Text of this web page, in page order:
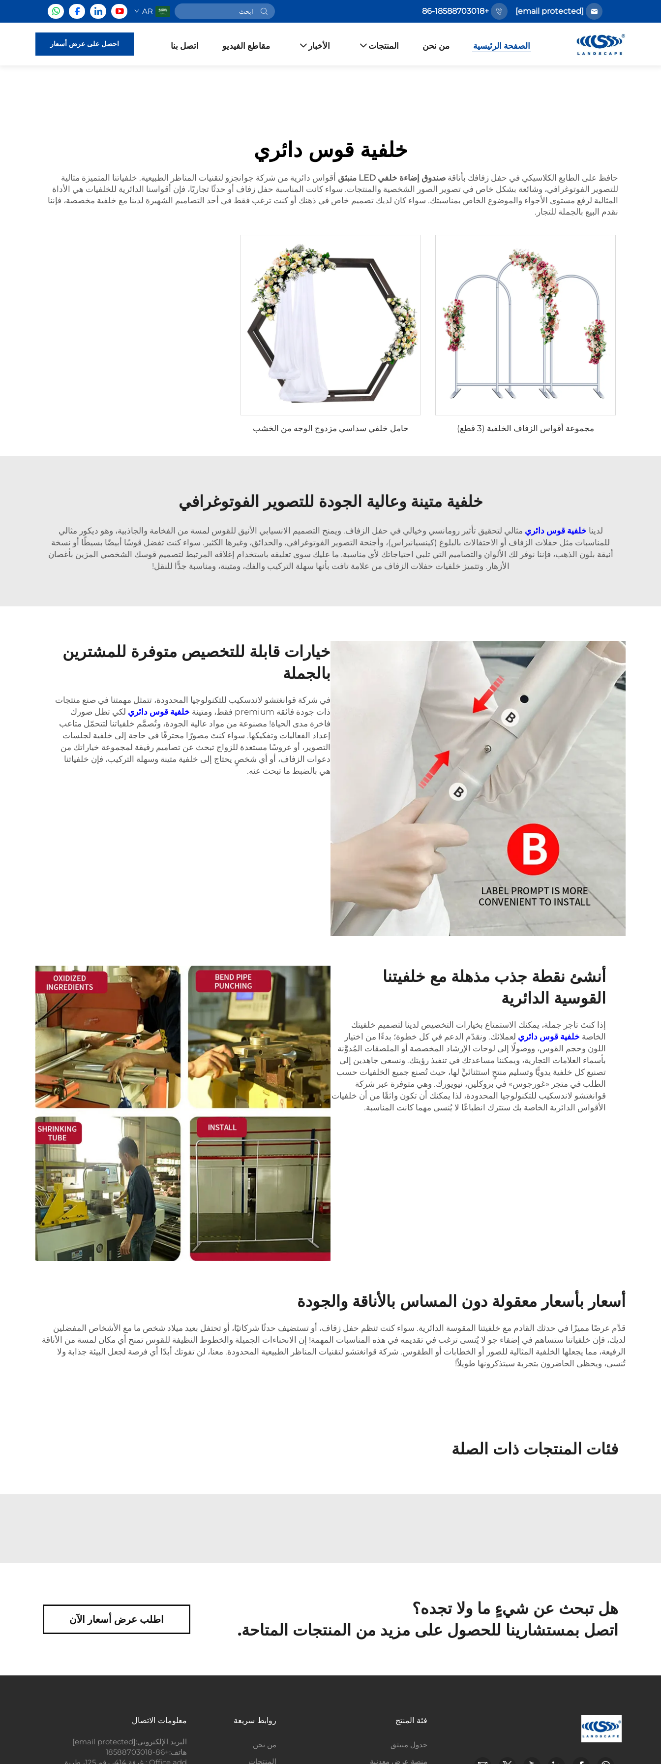
[email protected]
+86-18588703018
AR
الصفحة الرئيسية من نحن المنتجات الأخبار مقاطع الفيديو اتصل بنا احصل على عرض أسعار
خلفية قوس دائري
حافظ على الطابع الكلاسيكي في حفل زفافك بأناقة صندوق إضاءة خلفي LED منبثق
أقواس دائرية من شركة جوانجزو لتقنيات المناظر الطبيعية. خلفياتنا المتميزة مثالية
للتصوير الفوتوغرافي، وشائعة بشكل خاص في تصوير الصور الشخصية والمنتجات. سواء كانت المناسبة حفل زفاف أو حدثًا تجاريًا، فإن أقواسنا الدائرية للخلفيات هي الأداة
المثالية لرفع مستوى الأجواء والموضوع الخاص بمناسبتك. سواء كان لديك تصميم خاص في ذهنك أو كنت ترغب فقط في أحد التصاميم الشهيرة لدينا مع خلفية مخصصة، فإننا
نقدم البيع بالجملة للتجار.
مجموعة أقواس الزفاف الخلفية (3 قطع) حامل خلفي سداسي مزدوج الوجه من الخشب
خلفية متينة وعالية الجودة للتصوير الفوتوغرافي
لدينا خلفية قوس دائري مثالي لتحقيق تأثير رومانسي وخيالي في حفل الزفاف. ويمنح التصميم الانسيابي الأنيق للقوس لمسة من الفخامة والجاذبية، وهو ديكور مثالي
للمناسبات مثل حفلات الزفاف أو الاحتفالات بالبلوغ (كينسيانيراس)، وأجنحة التصوير الفوتوغرافي، والحدائق، وغيرها الكثير. سواء كنت تفضل قوسًا أبيضًا بسيطًا أو نسخة
أنيقة بلون الذهب، فإننا نوفر لك الألوان والتصاميم التي تلبي احتياجاتك لأي مناسبة. ما عليك سوى تعليقه باستخدام إغلاقه المرتبط لتصميم قوسك الشخصي المزين بأغصان
الأزهار. وتتميز خلفيات حفلات الزفاف من علامة تافت بأنها سهلة التركيب والفك، ومتينة، ومناسبة جدًّا للنقل!
خيارات قابلة للتخصيص متوفرة للمشترين
بالجملة
في شركة قوانغتشو لاندسكيب للتكنولوجيا المحدودة، تتمثل مهمتنا في صنع منتجات
ذات جودة فائقة premium فقط، ومتينة
خلفية قوس دائري لكي تظل صورك
فاخرة مدى الحياة! مصنوعة من مواد عالية الجودة، وتُصمَّم خلفياتنا لتتحمّل متاعب
إعداد الفعاليات وتفكيكها. سواء كنتَ مصورًا محترفًا في حاجة إلى خلفية لجلسات
التصوير، أو عروسًا مستعدة للزواج تبحث عن تصاميم رقيقة لمجموعة خياراتك من
دعوات الزفاف، أو أي شخصٍ يحتاج إلى خلفية متينة وسهلة التركيب، فإن خلفياتنا
هي بالضبط ما تبحث عنه.
أنشئ نقطة جذب مذهلة مع خلفيتنا
القوسية الدائرية
إذا كنتَ تاجر جملة، يمكنك الاستمتاع بخيارات التخصيص لدينا لتصميم خلفيتك
الخاصة خلفية قوس دائري لعملائك. ونقدّم الدعم في كل خطوة؛ بدءًا من اختيار
اللون وحجم القوس، ووصولًا إلى لوحات الإرشاد المخصصة أو الملصقات المُدوَّنة
بأسماء العلامات التجارية، ويمكننا مساعدتك في تنفيذ رؤيتك. ونسعى جاهدين إلى
تصنيع كل خلفية يدويًّا وتسليم منتجٍ استثنائيٍّ لها، حيث تُصنع جميع الخلفيات حسب
الطلب في متجر «غورجوس» في بروكلين، نيويورك. وهي متوفرة عبر شركة
قوانغتشو لاندسكيب للتكنولوجيا المحدودة، لذا يمكنك أن تكون واثقًا من أن خلفيات
الأقواس الدائرية الخاصة بك ستترك انطباعًا لا يُنسى مهما كانت المناسبة.
أسعار بأسعار معقولة دون المساس بالأناقة والجودة
قدِّم عرضًا مميزًا في حدثك القادم مع خلفيتنا المقوسة الدائرية. سواء كنت تنظم حفل زفاف، أو تستضيف حدثًا شركاتيًا، أو تحتفل بعيد ميلاد شخص ما مع الأشخاص المفضلين
لديك، فإن خلفياتنا ستساهم في إضفاء جو لا يُنسى ترغب في تقديمه في هذه المناسبات المهمة! إن الانحناءات الجميلة والخطوط النظيفة للقوس تمنح أي مكان لمسة من الأناقة
الرفيعة، مما يجعلها الخلفية المثالية للصور أو الخطابات أو الطقوس. شركة قوانغتشو لتقنيات المناظر الطبيعية المحدودة. معنا، لن تفوتك أبدًا أي فرصة لجعل البيئة جذابة ولا
تُنسى، ويحظى الحاضرون بتجربة سيتذكرونها طويلاً!
فئات المنتجات ذات الصلة
هل تبحث عن شيءٍ ما ولا تجده؟
اتصل بمستشارينا للحصول على مزيد من المنتجات المتاحة.
اطلب عرض أسعار الآن
فئة المنتج
جدول منبثق
منصة عرض معدنية
روابط سريعة
من نحن
المنتجات
معلومات الاتصال
البريد الإلكتروني:[email protected]
هاتف:+86-18588703018
Office add : غرفة 414، رقم 125، طريق